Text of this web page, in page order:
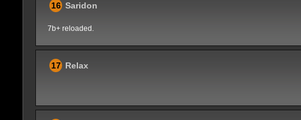
16 Saridon
7b+ reloaded.
17 Relax